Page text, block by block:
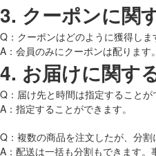
3. クーポンに関
Q：クーポンはどのように獲得しま
A：会員のみにクーポンは配りま
4. お届けに関す
Q：届け先と時間は指定することが
A：指定することができます。
Q：複数の商品を注文したが、分
A：配送は一括も分割もできます。